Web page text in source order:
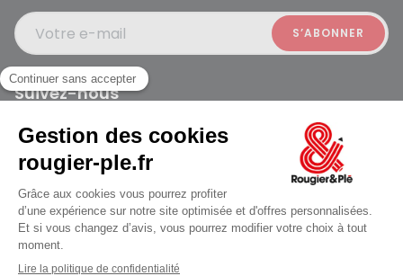
Votre e-mail
Suivez-nous
Rougier et Plé 2024 Copyright